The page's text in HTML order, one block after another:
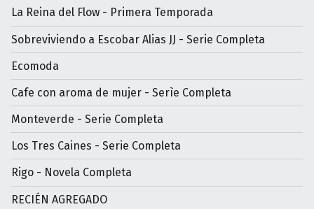
La Reina del Flow - Primera Temporada
Sobreviviendo a Escobar Alias JJ - Serie Completa
Ecomoda
Cafe con aroma de mujer - Serìe Completa
Monteverde - Serie Completa
Los Tres Caines - Serie Completa
Rigo - Novela Completa
RECIÉN AGREGADO